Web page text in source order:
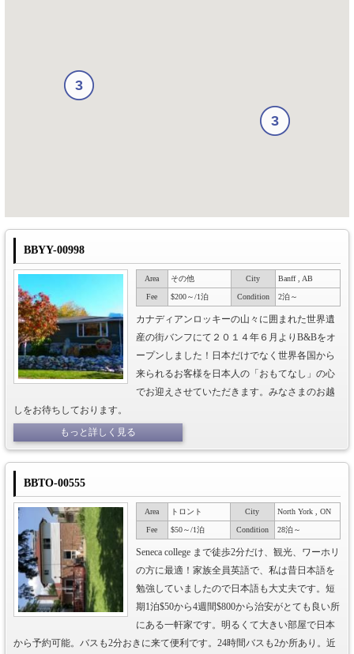
3
3
BBYY-00998
Area その他 City Banff , AB
Fee $200～/1泊 Condition 2泊～
カナディアンロッキーの山々に囲まれた世界遺
産の街バンフにて２０１４年６月よりB&Bをオ
ープンしました！日本だけでなく世界各国から
来られるお客様を日本人の「おもてなし」の心
でお迎えさせていただきます。みなさまのお越
しをお待ちしております。
もっと詳しく見る
BBTO-00555
Area トロント City North York , ON
Fee $50～/1泊 Condition 28泊～
Seneca college まで徒歩2分だけ、観光、ワーホリ
の方に最適！家族全員英語で、私は昔日本語を
勉強していましたので日本語も大丈夫です。短
期1泊$50から4週間$800から治安がとても良い所
にある一軒家です。明るくて大きい部屋で日本
から予約可能。バスも2分おきに来て便利です。24時間バスも2か所あり。近